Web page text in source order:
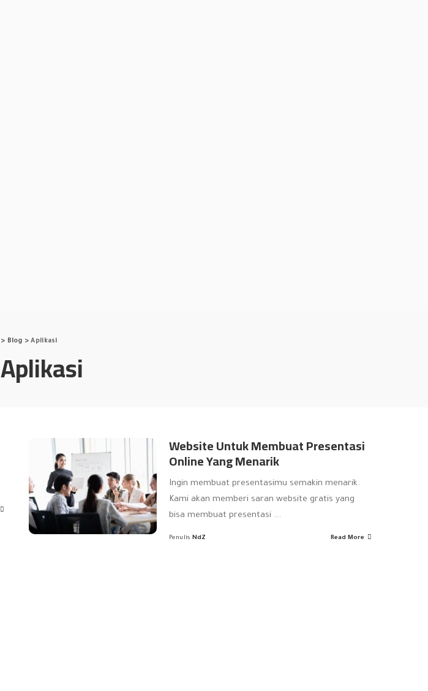
> Blog >Aplikasi
Aplikasi
Website Untuk Membuat Presentasi
Online Yang Menarik
Ingin membuat presentasimu semakin menarik.
Kami akan memberi saran website gratis yang
bisa membuat presentasi ...
Penulis NdZ Read More